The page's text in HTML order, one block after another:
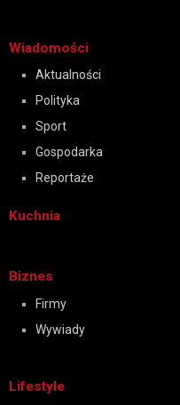
Wiadomości
Aktualności
Polityka
Sport
Gospodarka
Reportaże
Kuchnia
Biznes
Firmy
Wywiady
Lifestyle